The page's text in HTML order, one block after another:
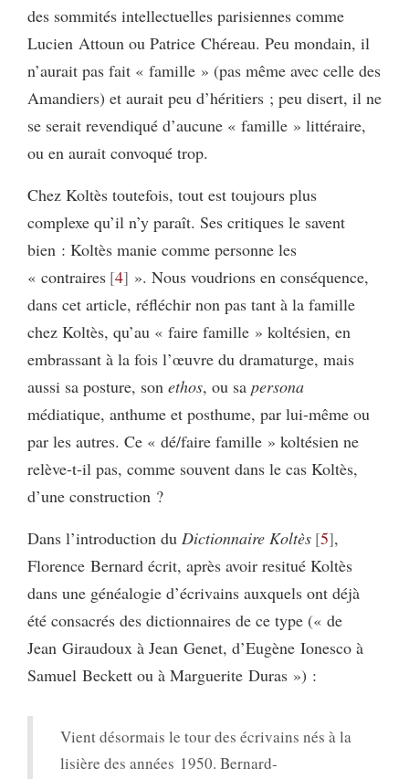
des sommités intellectuelles parisiennes comme
Lucien Attoun ou Patrice Chéreau. Peu mondain, il
n’aurait pas fait « famille » (pas même avec celle des
Amandiers) et aurait peu d’héritiers ; peu disert, il ne
se serait revendiqué d’aucune « famille » littéraire,
ou en aurait convoqué trop.
Chez Koltès toutefois, tout est toujours plus
complexe qu’il n’y paraît. Ses critiques le savent
bien : Koltès manie comme personne les
« contraires 4 ». Nous voudrions en conséquence,
dans cet article, réfléchir non pas tant à la famille
chez Koltès, qu’au « faire famille » koltésien, en
embrassant à la fois l’œuvre du dramaturge, mais
aussi sa posture, son ethos, ou sa persona
médiatique, anthume et posthume, par lui-même ou
par les autres. Ce « dé/faire famille » koltésien ne
relève-t-il pas, comme souvent dans le cas Koltès,
d’une construction ?
Dans l’introduction du Dictionnaire Koltès 5 ,
Florence Bernard écrit, après avoir resitué Koltès
dans une généalogie d’écrivains auxquels ont déjà
été consacrés des dictionnaires de ce type (« de
Jean Giraudoux à Jean Genet, d’Eugène Ionesco à
Samuel Beckett ou à Marguerite Duras ») :
Vient désormais le tour des écrivains nés à la
lisière des années 1950. Bernard-